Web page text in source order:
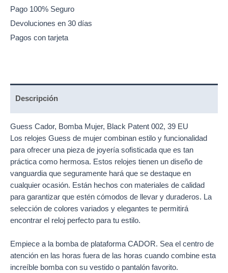
Pago 100% Seguro
Devoluciones en 30 días
Pagos con tarjeta
Descripción
Guess Cador, Bomba Mujer, Black Patent 002, 39 EU
Los relojes Guess de mujer combinan estilo y funcionalidad
para ofrecer una pieza de joyería sofisticada que es tan
práctica como hermosa. Estos relojes tienen un diseño de
vanguardia que seguramente hará que se destaque en
cualquier ocasión. Están hechos con materiales de calidad
para garantizar que estén cómodos de llevar y duraderos. La
selección de colores variados y elegantes te permitirá
encontrar el reloj perfecto para tu estilo.
Empiece a la bomba de plataforma CADOR. Sea el centro de
atención en las horas fuera de las horas cuando combine esta
increíble bomba con su vestido o pantalón favorito.